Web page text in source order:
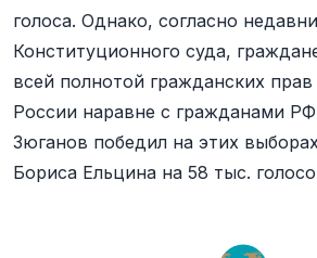
голоса. Однако, согласно
Конституционного суда,
всей полнотой гражданских
России наравне с гражданами
Зюганов победил на этих
Бориса Ельцина на 58 тыс.